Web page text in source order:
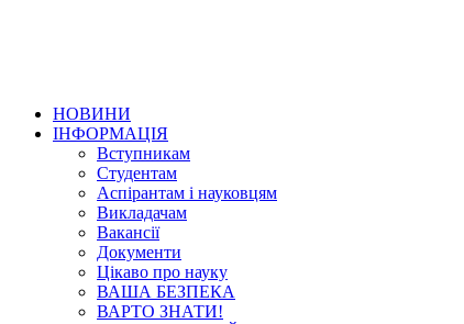
НОВИНИ
ІНФОРМАЦІЯ
Вступникам
Студентам
Аспірантам і науковцям
Викладачам
Вакансії
Документи
Цікаво про науку
ВАША БЕЗПЕКА
ВАРТО ЗНАТИ!